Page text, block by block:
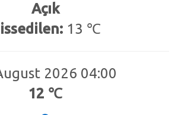
Açık
13 ℃
2026 04:00
12 ℃